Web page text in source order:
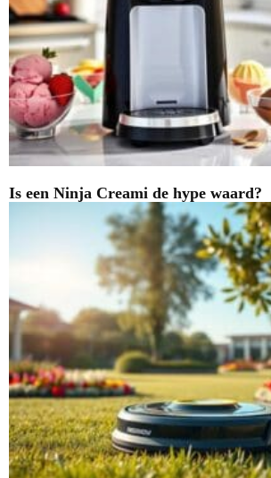
Is een Ninja Creami de hype waard?